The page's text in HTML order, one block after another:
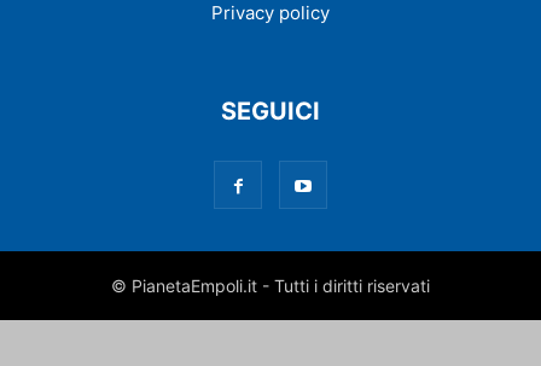
Privacy policy
SEGUICI
© PianetaEmpoli.it - Tutti i diritti riservati